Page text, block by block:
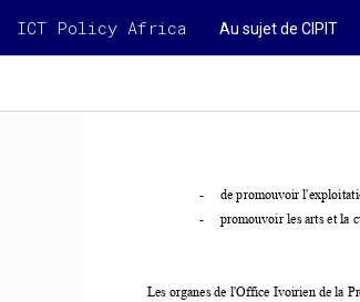
ICT Policy Africa Au sujet de CIPIT
-
de promouvoir
-
promouvoir les arts et la
Les organes de l'Office Ivoirien de la